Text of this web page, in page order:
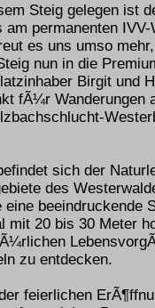
Steig gelegen ist
am permanenten
es uns umso
nun in die
Birgit und
fÃ¼r Wanderungen
sich der
des
eine beeindruckende
mit 20 bis 30 Meter
zu entdecken.
feierlichen